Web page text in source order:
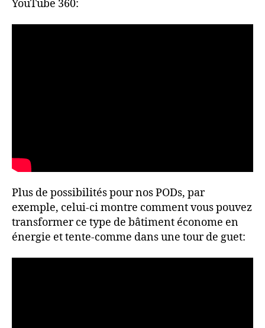
YouTube 360:
Plus de possibilités pour nos PODs, par
exemple, celui-ci montre comment vous pouvez
transformer ce type de bâtiment économe en
énergie et tente-comme dans une tour de guet: